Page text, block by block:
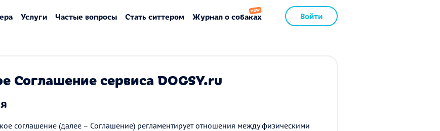
Войти
Услуги Частые вопросы Стать ситтером Журнал о собаках
Соглашение сервиса DOGSY.ru
соглашение (далее – Соглашение) регламентирует отношения между физическими